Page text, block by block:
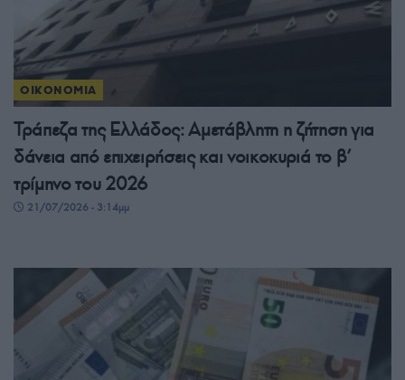
ΟΙΚΟΝΟΜΙΑ
Τράπεζα της Ελλάδος: Αμετάβλητη η ζήτηση για
δάνεια από επιχειρήσεις και νοικοκυριά το β’
τρίμηνο του 2026
21/07/2026 - 3:14μμ